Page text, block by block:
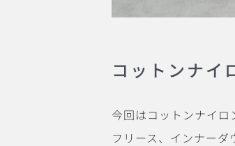
コットンナイ
今回はコットンナイロ
フリース、インナー